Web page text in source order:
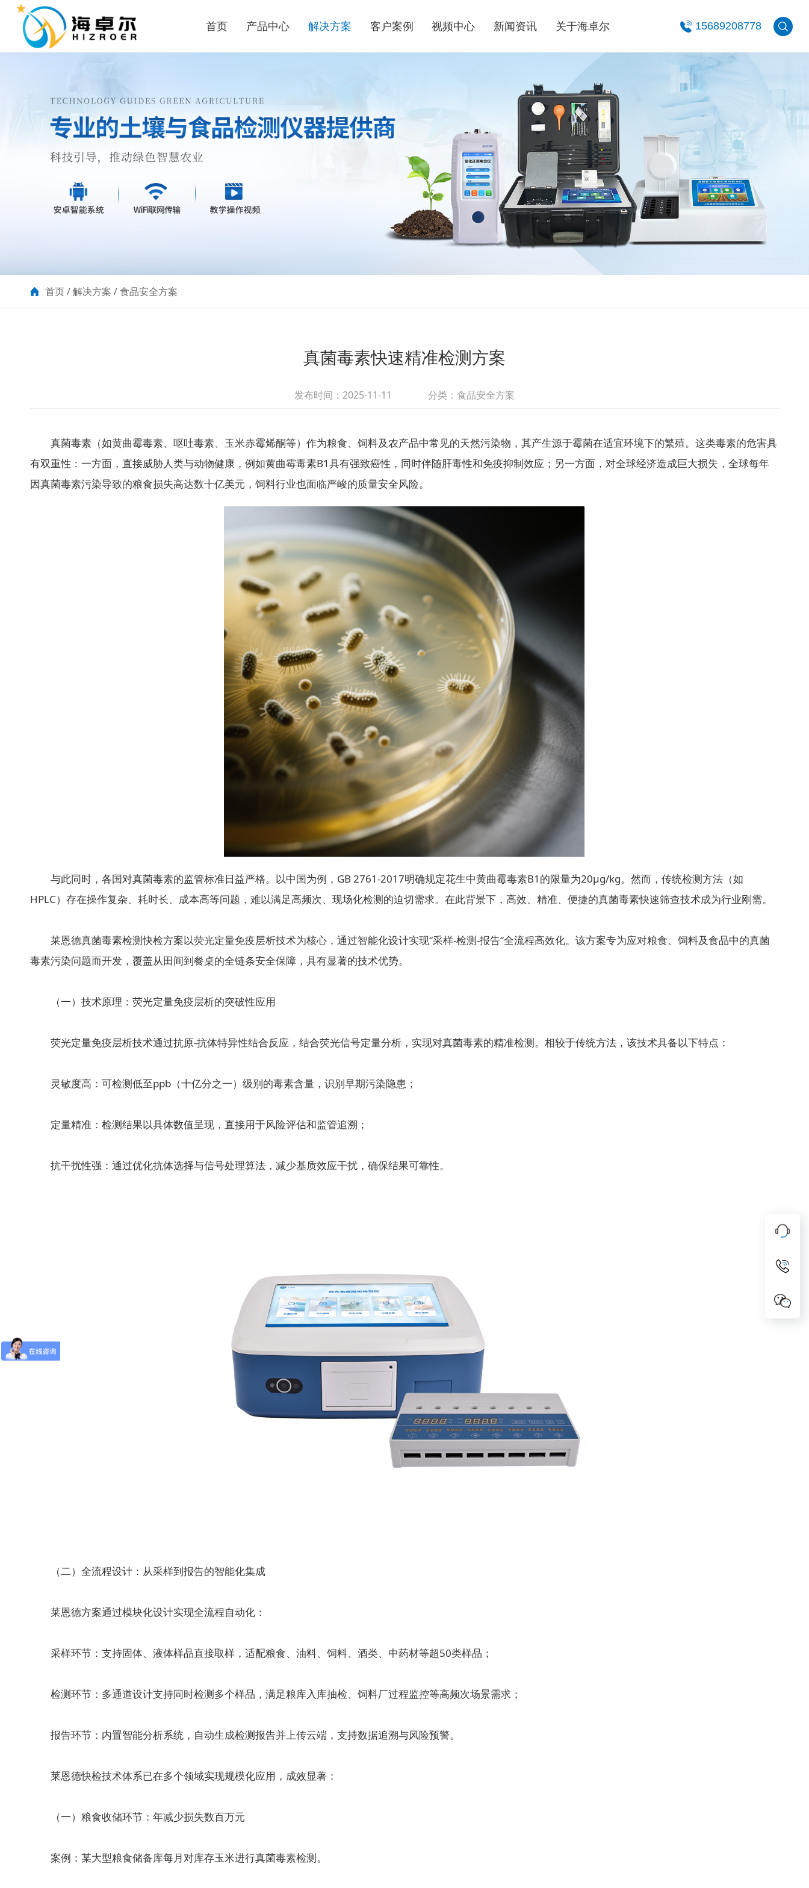
首页 产品中心 解决方案 客户案例 视频中心 新闻资讯 关于海卓尔 15689208778
首页/解决方案 /食品安全方案
真菌毒素快速精准检测方案
发布时间：2025-11-11 分类：食品安全方案
真菌毒素（如黄曲霉毒素、呕吐毒素、玉米赤霉烯酮等）作为粮食、饲料及农产品中常见的天然污染物，其产生源于霉菌在适宜环境下的繁殖。这类毒素的危害具
有双重性：一方面，直接威胁人类与动物健康，例如黄曲霉毒素B1具有强致癌性，同时伴随肝毒性和免疫抑制效应；另一方面，对全球经济造成巨大损失，全球每年
因真菌毒素污染导致的粮食损失高达数十亿美元，饲料行业也面临严峻的质量安全风险。
与此同时，各国对真菌毒素的监管标准日益严格。以中国为例，GB 2761-2017明确规定花生中黄曲霉毒素B1的限量为20μg/kg。然而，传统检测方法（如
HPLC）存在操作复杂、耗时长、成本高等问题，难以满足高频次、现场化检测的迫切需求。在此背景下，高效、精准、便捷的真菌毒素快速筛查技术成为行业刚需。
莱恩德真菌毒素检测快检方案以荧光定量免疫层析技术为核心，通过智能化设计实现“采样-检测-报告”全流程高效化。该方案专为应对粮食、饲料及食品中的真菌
毒素污染问题而开发，覆盖从田间到餐桌的全链条安全保障，具有显著的技术优势。
（一）技术原理：荧光定量免疫层析的突破性应用
荧光定量免疫层析技术通过抗原-抗体特异性结合反应，结合荧光信号定量分析，实现对真菌毒素的精准检测。相较于传统方法，该技术具备以下特点：
灵敏度高：可检测低至ppb（十亿分之一）级别的毒素含量，识别早期污染隐患；
定量精准：检测结果以具体数值呈现，直接用于风险评估和监管追溯；
抗干扰性强：通过优化抗体选择与信号处理算法，减少基质效应干扰，确保结果可靠性。
（二）全流程设计：从采样到报告的智能化集成
莱恩德方案通过模块化设计实现全流程自动化：
采样环节：支持固体、液体样品直接取样，适配粮食、油料、饲料、酒类、中药材等超50类样品；
检测环节：多通道设计支持同时检测多个样品，满足粮库入库抽检、饲料厂过程监控等高频次场景需求；
报告环节：内置智能分析系统，自动生成检测报告并上传云端，支持数据追溯与风险预警。
莱恩德快检技术体系已在多个领域实现规模化应用，成效显著：
（一）粮食收储环节：年减少损失数百万元
案例：某大型粮食储备库每月对库存玉米进行真菌毒素检测。